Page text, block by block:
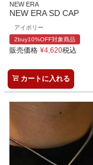
NEW ERA
NEW ERA SD CAP
アイボリー
2buy10%OFF対象商品
販売価格 ¥4,620税込
カートに入れる